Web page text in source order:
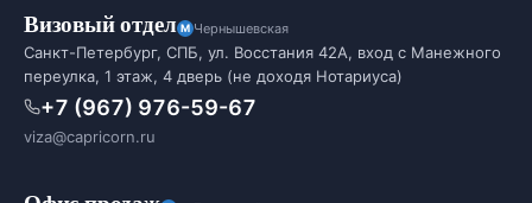
Визовый отдел Чернышевская
Санкт-Петербург, СПБ, ул. Восстания 42А, вход с Манежного
переулка, 1 этаж, 4 дверь (не доходя Нотариуса)
+7 (967) 976-59-67
viza@capricorn.ru